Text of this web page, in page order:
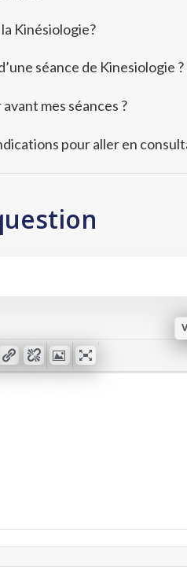
Kinésiologie?
séance de Kinesiologie ?
mes séances ?
pour aller en